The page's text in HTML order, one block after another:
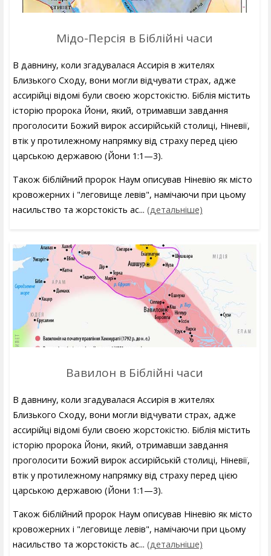
Мідо-Персія в Біблійні часи
В давнину, коли згадувалася Ассирія в жителях
Близького Сходу, вони могли відчувати страх, адже
ассирійці відомі були своєю жорстокістю. Біблія містить
історію пророка Йони, який, отримавши завдання
проголосити Божий вирок ассирійській столиці, Ніневії,
втік у протилежному напрямку від страху перед цією
царською державою (Йони 1:1—3).
Також біблійний пророк Наум описував Ніневію як місто
кровожерних і "леговище левів", намічаючи при цьому
насильство та жорстокість ас... (детальніше)
Вавилон в Біблійні часи
В давнину, коли згадувалася Ассирія в жителях
Близького Сходу, вони могли відчувати страх, адже
ассирійці відомі були своєю жорстокістю. Біблія містить
історію пророка Йони, який, отримавши завдання
проголосити Божий вирок ассирійській столиці, Ніневії,
втік у протилежному напрямку від страху перед цією
царською державою (Йони 1:1—3).
Також біблійний пророк Наум описував Ніневію як місто
кровожерних і "леговище левів", намічаючи при цьому
насильство та жорстокість ас... (детальніше)